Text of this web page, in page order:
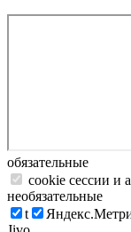
обязательные
cookie сессии и
необязательные
t